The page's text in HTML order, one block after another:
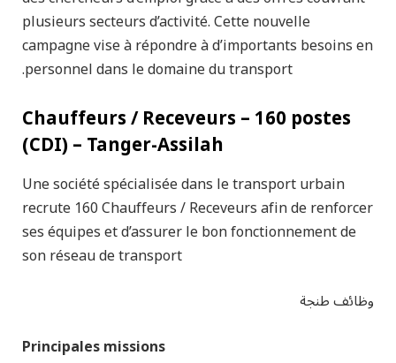
plusieurs secteurs d’activité. Cette nouvelle
campagne vise à répondre à d’importants besoins en
personnel dans le domaine du transport.
Chauffeurs / Receveurs – 160 postes
(CDI) – Tanger-Assilah
Une société spécialisée dans le transport urbain
recrute 160 Chauffeurs / Receveurs afin de renforcer
ses équipes et d’assurer le bon fonctionnement de
son réseau de transport
وظائف طنجة
Principales missions